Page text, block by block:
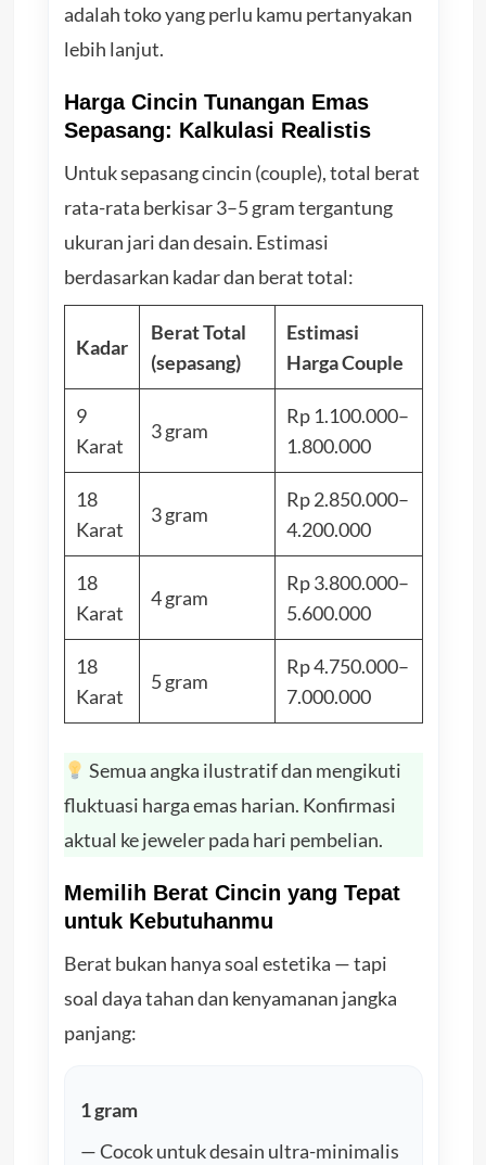
adalah toko yang perlu kamu pertanyakan
lebih lanjut.
Harga Cincin Tunangan Emas
Sepasang: Kalkulasi Realistis
Untuk sepasang cincin (couple), total berat
rata-rata berkisar 3–5 gram tergantung
ukuran jari dan desain. Estimasi
berdasarkan kadar dan berat total:
Kadar
Berat Total
(sepasang)
Estimasi
Harga Couple
9
Karat
3 gram
Rp 1.100.000–
1.800.000
18
Karat
3 gram
Rp 2.850.000–
4.200.000
18
Karat
4 gram
Rp 3.800.000–
5.600.000
18
Karat
5 gram
Rp 4.750.000–
7.000.000
Semua angka ilustratif dan mengikuti
fluktuasi harga emas harian. Konfirmasi
aktual ke jeweler pada hari pembelian.
Memilih Berat Cincin yang Tepat
untuk Kebutuhanmu
Berat bukan hanya soal estetika — tapi
soal daya tahan dan kenyamanan jangka
panjang:
1 gram
— Cocok untuk desain ultra-minimalis